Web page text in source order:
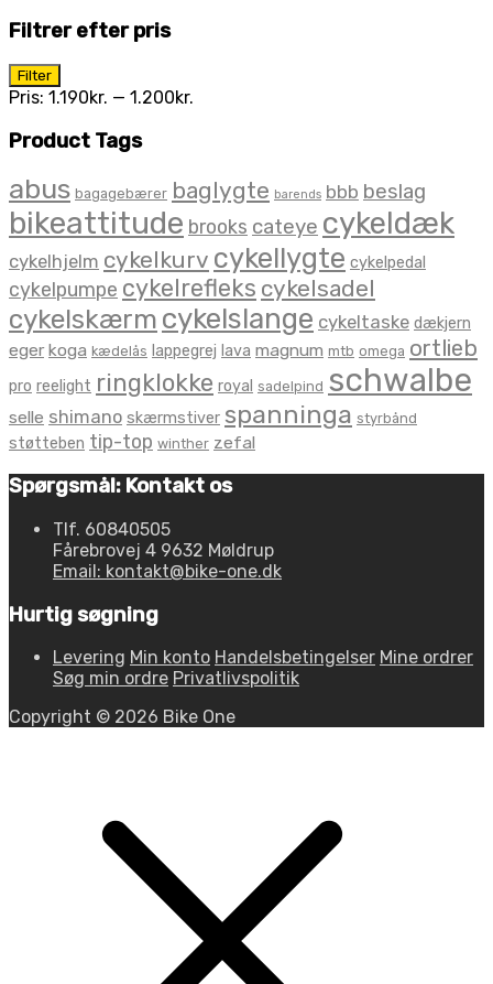
Filtrer efter pris
Mindste
pris
Højeste
pris
Filter
Pris: 1.190kr. — 1.200kr.
Product Tags
abus bagagebærer baglygte barends bbb beslag
bikeattitude brooks cateye cykeldæk
cykelhjelm cykelkurv cykellygte cykelpedal
cykelpumpe cykelrefleks cykelsadel
cykelskærm cykelslange cykeltaske dækjern
eger koga kædelås lappegrej lava magnum mtb omega ortlieb
pro reelight ringklokke royal sadelpind schwalbe
selle shimano skærmstiver spanninga styrbånd
støtteben tip-top winther zefal
Spørgsmål: Kontakt os
Tlf. 60840505
Fårebrovej 4 9632 Møldrup
Email: kontakt@bike-one.dk
Hurtig søgning
Levering Min konto Handelsbetingelser Mine ordrer
Søg min ordre Privatlivspolitik
Copyright © 2026 Bike One